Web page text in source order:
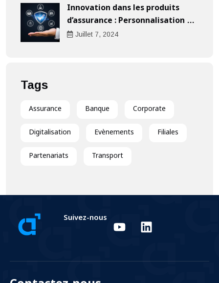
Innovation dans les produits
d’assurance : Personnalisation au
cœur de l’expérience client
Juillet 7, 2024
Tags
Assurance Banque Corporate
Digitalisation Evènements Filiales
Partenariats Transport
Suivez-nous